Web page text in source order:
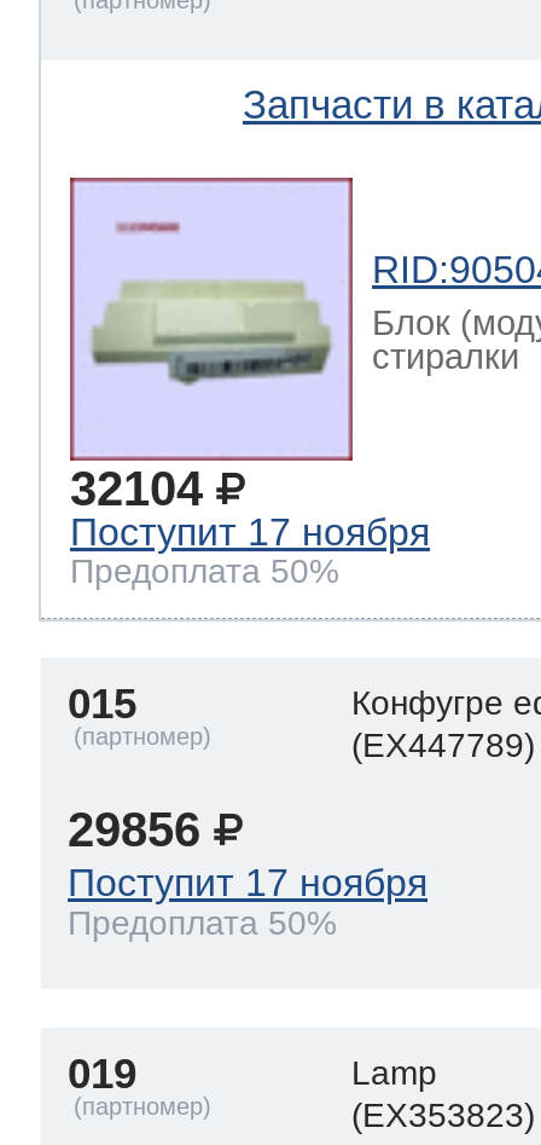
Запчасти в
Блок
стиралки
32104
Поступит 17 ноября
Предоплата 50%
015
Конфугре
(EX447789)
29856
Поступит 17 ноября
Предоплата 50%
019
Lamp
(EX353823)